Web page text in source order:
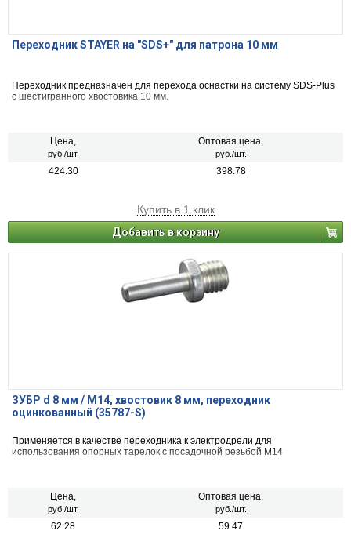
Переходник STAYER на ″SDS+″ для патрона 10 мм
Переходник предназначен для перехода оснастки на систему SDS-Plus
с шестигранного хвостовика 10 мм.
Цена,
руб./шт.
Оптовая цена,
руб./шт.
424.30 398.78
Купить в 1 клик
Добавить в корзину
ЗУБР d 8 мм / М14, хвостовик 8 мм, переходник
оцинкованный (35787-S)
Применяется в качестве переходника к электродрели для
использования опорных тарелок с посадочной резьбой М14
Цена,
руб./шт.
Оптовая цена,
руб./шт.
62.28 59.47